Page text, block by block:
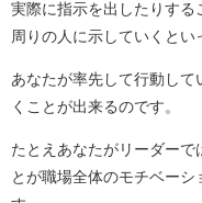
実際に指示を出したりする
周りの人に示していくとい
あなたが率先して行動し
くことが出来るのです。
たとえあなたがリーダーで
とが職場全体のモチベーシ